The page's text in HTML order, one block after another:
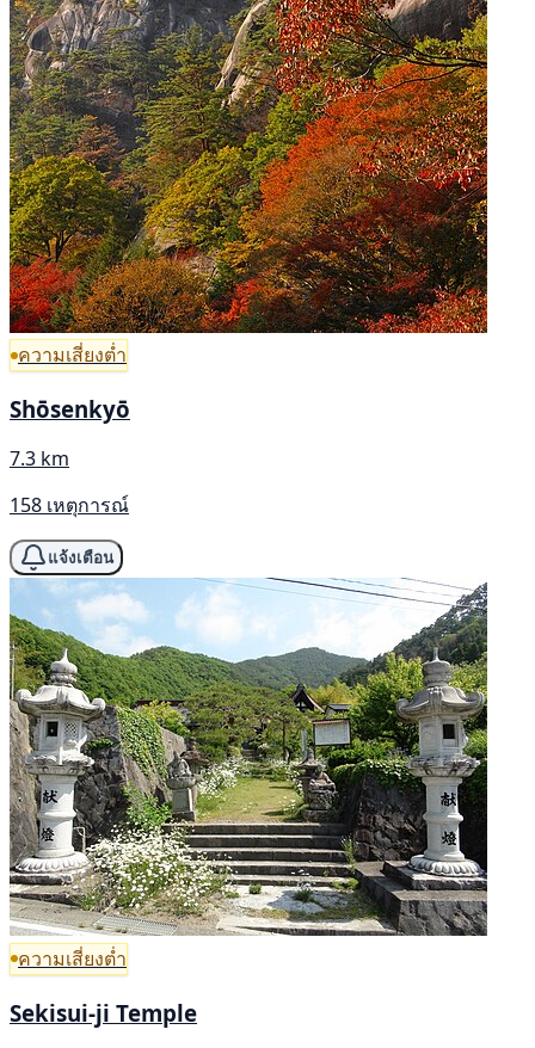
ความเสี่ยงต่ำ
Shōsenkyō
7.3 km
158 เหตุการณ์
แจ้งเตือน
ความเสี่ยงต่ำ
Sekisui-ji Temple